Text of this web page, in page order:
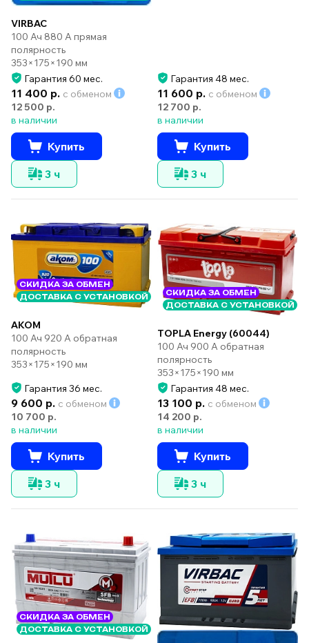
VIRBAC
100 Ач 880 А прямая
полярность
353×175×190 мм
Гарантия 60 мес.
11 400 р. с обменом
12 500 р.
в наличии
Купить
3 ч
Гарантия 48 мес.
11 600 р. с обменом
12 700 р.
в наличии
Купить
3 ч
СКИДКА ЗА ОБМЕН
ДОСТАВКА С УСТАНОВКОЙ
AKOM
100 Ач 920 А обратная
полярность
353×175×190 мм
Гарантия 36 мес.
9 600 р. с обменом
10 700 р.
в наличии
Купить
3 ч
СКИДКА ЗА ОБМЕН
ДОСТАВКА С УСТАНОВКОЙ
TOPLA Energy (60044)
100 Ач 900 А обратная
полярность
353×175×190 мм
Гарантия 48 мес.
13 100 р. с обменом
14 200 р.
в наличии
Купить
3 ч
СКИДКА ЗА ОБМЕН
ДОСТАВКА С УСТАНОВКОЙ